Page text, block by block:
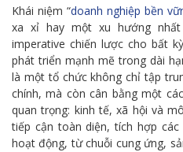
Khái niệm “doanh nghiệp bền
xa xỉ hay một xu hướng
imperative chiến lược cho bất
phát triển mạnh mẽ trong dài
là một tổ chức không chỉ tập
chính, mà còn cân bằng một
quan trọng: kinh tế, xã hội và
tiếp cận toàn diện, tích hợp
hoạt động, từ chuỗi cung ứng,